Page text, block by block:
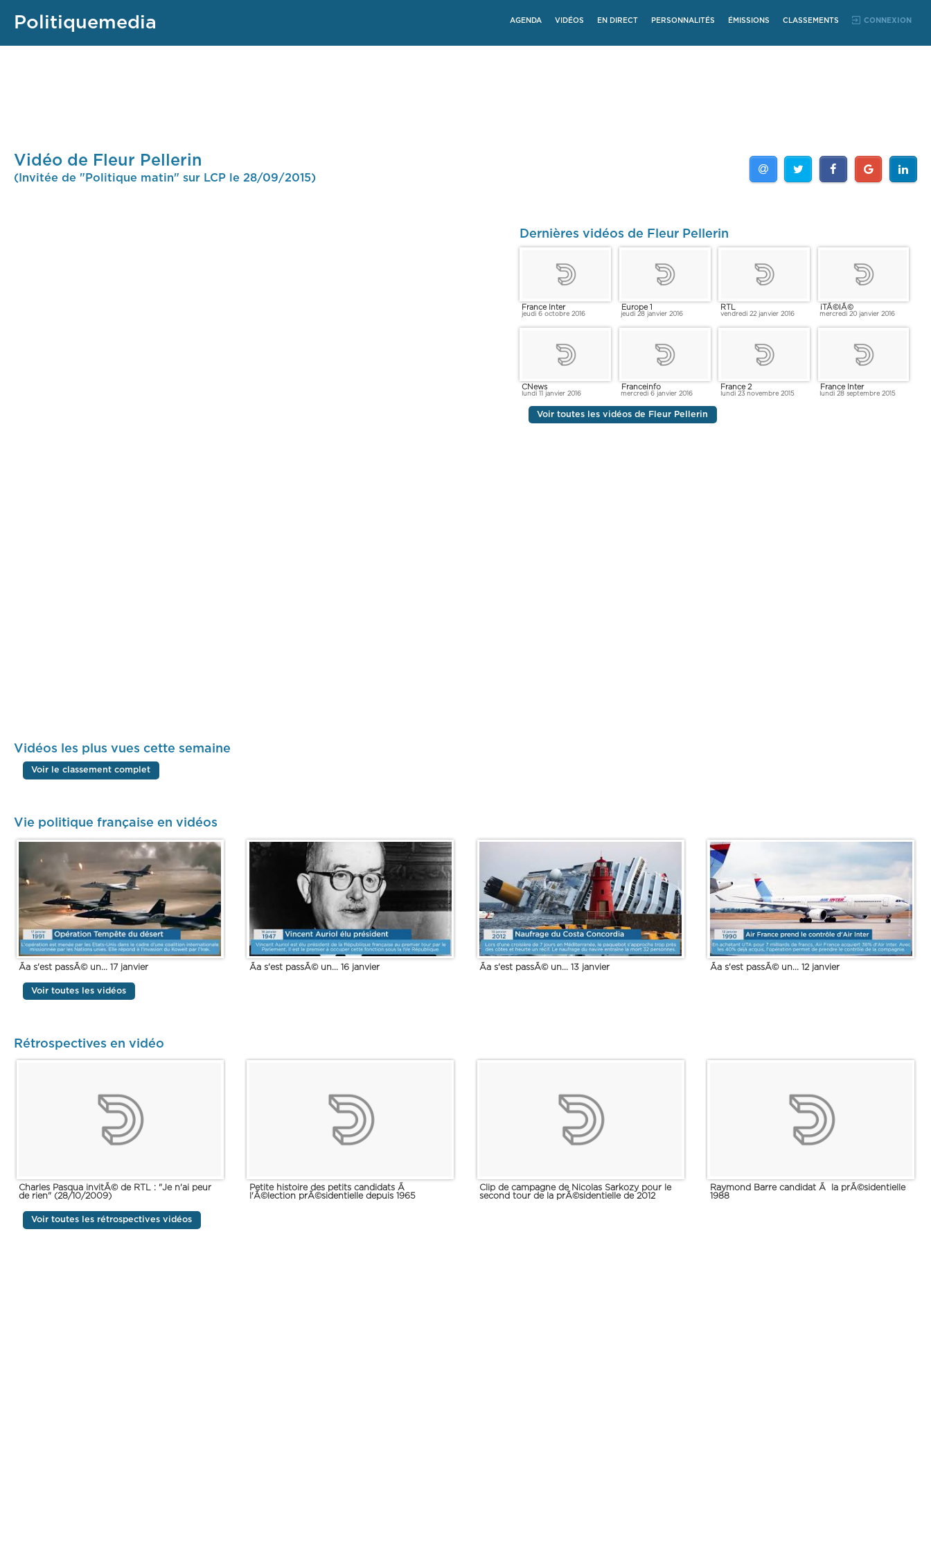
Politiquemedia AGENDA VIDÉOS EN DIRECT PERSONNALITÉS ÉMISSIONS CLASSEMENTS CONNEXION
Vidéo de Fleur Pellerin
(Invitée de "Politique matin" sur LCP le 28/09/2015)
Dernières vidéos de Fleur Pellerin
France Inter
jeudi 6 octobre 2016
Europe 1
jeudi 28 janvier 2016
RTL
vendredi 22 janvier 2016
iTÃ©lÃ©
mercredi 20 janvier 2016
CNews
lundi 11 janvier 2016
Franceinfo
mercredi 6 janvier 2016
France 2
lundi 23 novembre 2015
France Inter
lundi 28 septembre 2015
Voir toutes les vidéos de Fleur Pellerin
Vidéos les plus vues cette semaine
Voir le classement complet
Vie politique française en vidéos
Ãa s'est passÃ© un... 17 janvier Ãa s'est passÃ© un... 16 janvier Ãa s'est passÃ© un... 13 janvier Ãa s'est passÃ© un... 12 janvier
Voir toutes les vidéos
Rétrospectives en vidéo
Charles Pasqua invitÃ© de RTL : "Je n'ai peur
de rien" (28/10/2009)
Petite histoire des petits candidats Ã
l'Ã©lection prÃ©sidentielle depuis 1965
Clip de campagne de Nicolas Sarkozy pour le
second tour de la prÃ©sidentielle de 2012
Raymond Barre candidat Ã la prÃ©sidentielle
1988
Voir toutes les rétrospectives vidéos